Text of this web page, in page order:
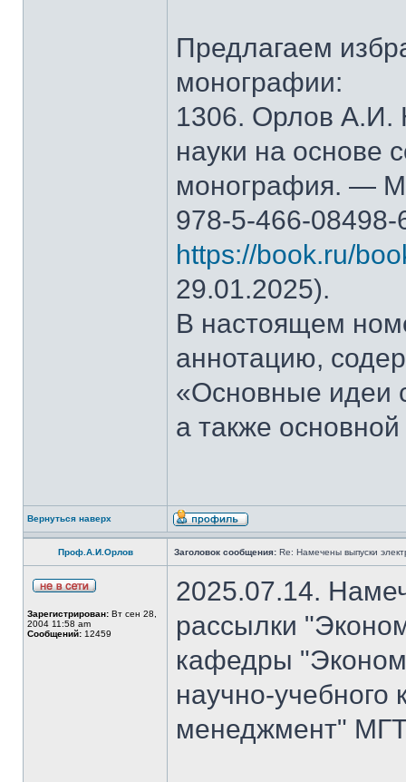
Предлагаем
монографии:
1306. Орлов А.И.
науки на основе
монография. —
978-5-466-
https://book.ru/
29.01.2025).
В настоящем
аннотацию,
«Основные идеи
а также
Вернуться наверх
Проф.А.И.Орлов Заголовок сообщения: Re: Намечены выпуски
Зарегистрирован: Вт сен 28,
2004 11:58 am
Сообщений: 12459
2025.07.14.
рассылки
кафедры
научно-
менеджмент"